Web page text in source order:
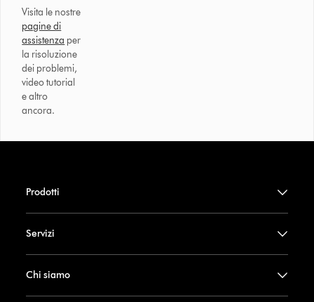
Visita le nostre
pagine di
assistenza per
la risoluzione
dei problemi,
video tutorial
e altro
ancora.
Prodotti
Servizi
Chi siamo